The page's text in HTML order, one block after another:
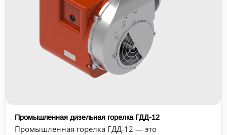
Промышленная дизельная горелка ГДД-12
Промышленная горелка ГДД-12 — это